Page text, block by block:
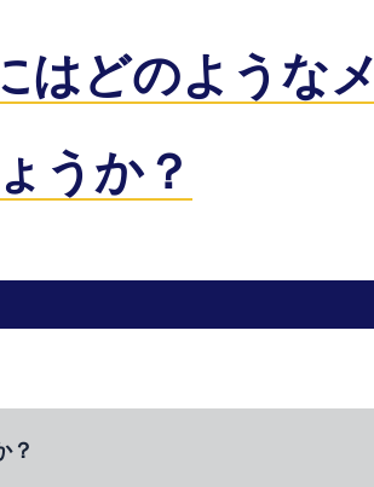
はどのようなメ
うか？
？